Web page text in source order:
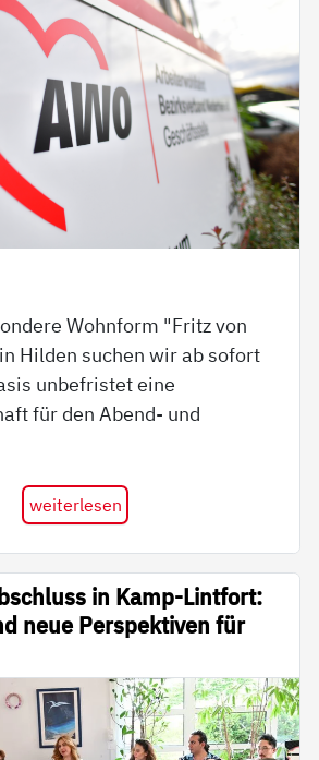
Wohnform "Fritz von
Hilden suchen wir ab sofort
unbefristet eine
für den Abend- und
weiterlesen
in Kamp-Lintfort:
neue Perspektiven für